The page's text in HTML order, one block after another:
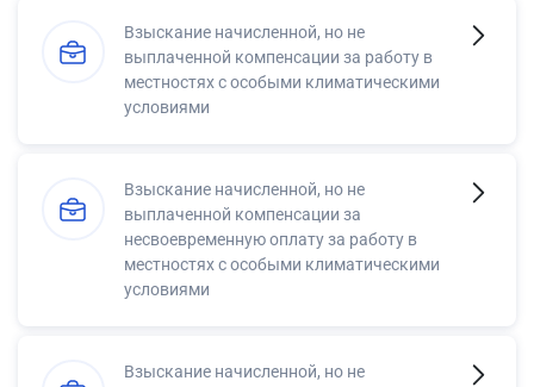
Взыскание начисленной, но не
выплаченной компенсации за работу в
местностях с особыми климатическими
условиями
Взыскание начисленной, но не
выплаченной компенсации за
несвоевременную оплату за работу в
местностях с особыми климатическими
условиями
Взыскание начисленной, но не